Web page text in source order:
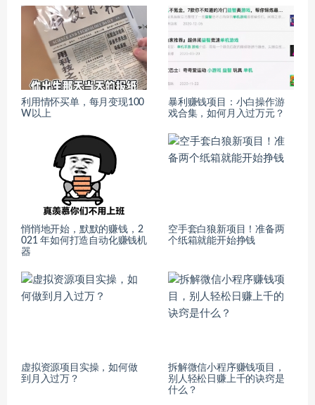
利用情怀买单，每月变现100
W以上
暴利赚钱项目：小白操作游
戏合集，如何月入过万元？
悄悄地开始，默默的赚钱，2
021 年如何打造自动化赚钱机
器
空手套白狼新项目！准备两
个纸箱就能开始挣钱
虚拟资源项目实操，如何做
到月入过万？
拆解微信小程序赚钱项目，
别人轻松日赚上千的诀窍是
什么？